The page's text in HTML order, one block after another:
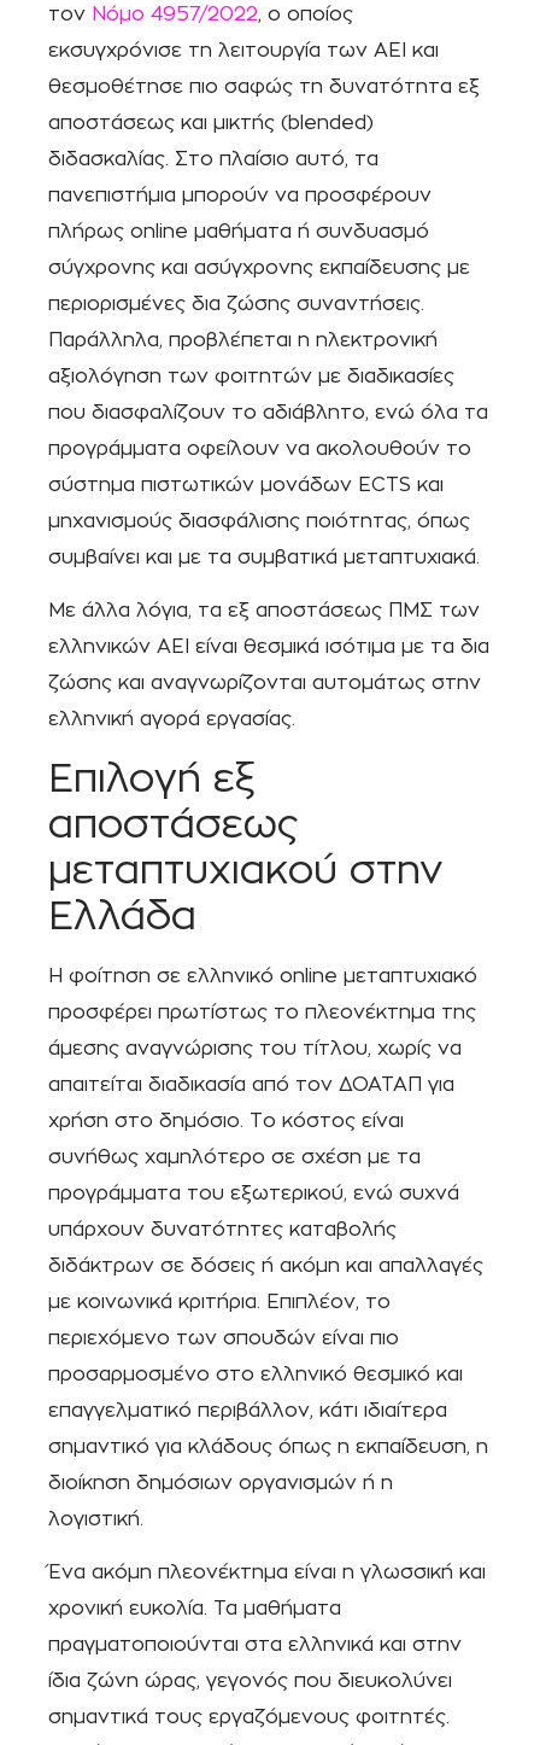
τον Νόμο 4957/2022, ο οποίος
εκσυγχρόνισε τη λειτουργία των ΑΕΙ και
θεσμοθέτησε πιο σαφώς τη δυνατότητα εξ
αποστάσεως και μικτής (blended)
διδασκαλίας. Στο πλαίσιο αυτό, τα
πανεπιστήμια μπορούν να προσφέρουν
πλήρως online μαθήματα ή συνδυασμό
σύγχρονης και ασύγχρονης εκπαίδευσης με
περιορισμένες δια ζώσης συναντήσεις.
Παράλληλα, προβλέπεται η ηλεκτρονική
αξιολόγηση των φοιτητών με διαδικασίες
που διασφαλίζουν το αδιάβλητο, ενώ όλα τα
προγράμματα οφείλουν να ακολουθούν το
σύστημα πιστωτικών μονάδων ECTS και
μηχανισμούς διασφάλισης ποιότητας, όπως
συμβαίνει και με τα συμβατικά μεταπτυχιακά.
Με άλλα λόγια, τα εξ αποστάσεως ΠΜΣ των
ελληνικών ΑΕΙ είναι θεσμικά ισότιμα με τα δια
ζώσης και αναγνωρίζονται αυτομάτως στην
ελληνική αγορά εργασίας.
Επιλογή εξ
αποστάσεως
μεταπτυχιακού στην
Ελλάδα
Η φοίτηση σε ελληνικό online μεταπτυχιακό
προσφέρει πρωτίστως το πλεονέκτημα της
άμεσης αναγνώρισης του τίτλου, χωρίς να
απαιτείται διαδικασία από τον ΔΟΑΤΑΠ για
χρήση στο δημόσιο. Το κόστος είναι
συνήθως χαμηλότερο σε σχέση με τα
προγράμματα του εξωτερικού, ενώ συχνά
υπάρχουν δυνατότητες καταβολής
διδάκτρων σε δόσεις ή ακόμη και απαλλαγές
με κοινωνικά κριτήρια. Επιπλέον, το
περιεχόμενο των σπουδών είναι πιο
προσαρμοσμένο στο ελληνικό θεσμικό και
επαγγελματικό περιβάλλον, κάτι ιδιαίτερα
σημαντικό για κλάδους όπως η εκπαίδευση, η
διοίκηση δημόσιων οργανισμών ή η
λογιστική.
Ένα ακόμη πλεονέκτημα είναι η γλωσσική και
χρονική ευκολία. Τα μαθήματα
πραγματοποιούνται στα ελληνικά και στην
ίδια ζώνη ώρας, γεγονός που διευκολύνει
σημαντικά τους εργαζόμενους φοιτητές.